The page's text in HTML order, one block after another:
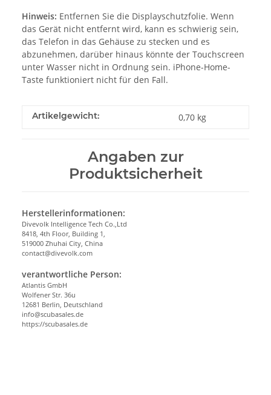
Hinweis: Entfernen Sie die Displayschutzfolie. Wenn
das Gerät nicht entfernt wird, kann es schwierig sein,
das Telefon in das Gehäuse zu stecken und es
abzunehmen, darüber hinaus könnte der Touchscreen
unter Wasser nicht in Ordnung sein. iPhone-Home-
Taste funktioniert nicht für den Fall.
Artikelgewicht: 0,70 kg
Angaben zur
Produktsicherheit
Herstellerinformationen:
Divevolk Intelligence Tech Co.,Ltd
8418, 4th Floor, Building 1,
519000 Zhuhai City, China
contact@divevolk.com
verantwortliche Person:
Atlantis GmbH
Wolfener Str. 36u
12681 Berlin, Deutschland
info@scubasales.de
https://scubasales.de